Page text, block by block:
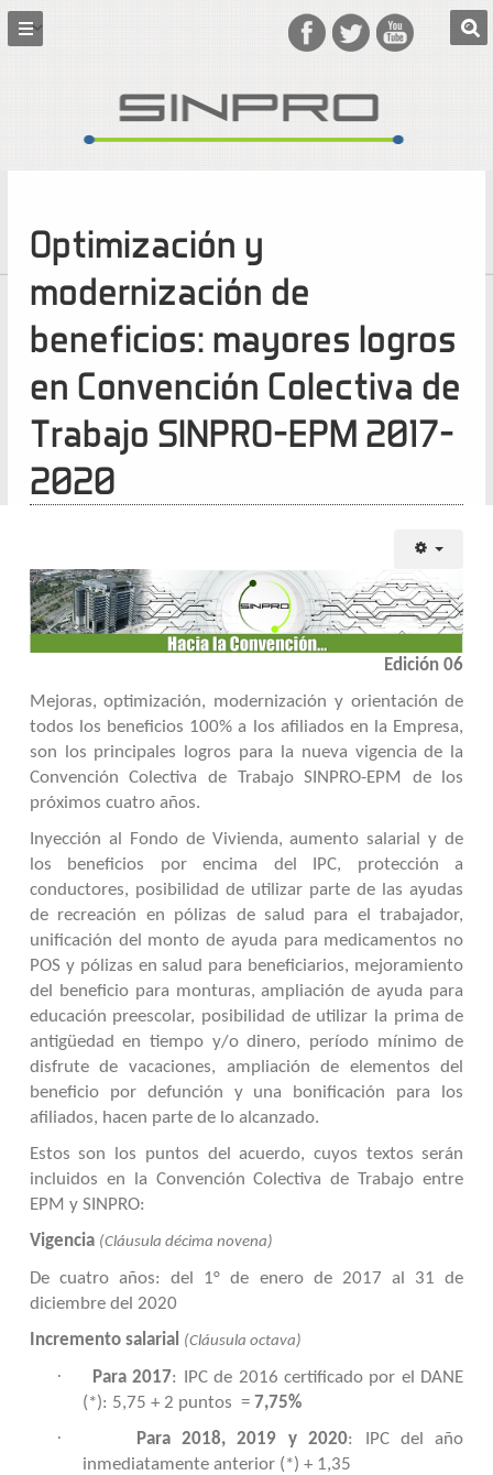
Optimización y
modernización de
beneficios: mayores logros
en Convención Colectiva de
Trabajo SINPRO-EPM 2017-
2020
Edición 06
Mejoras, optimización, modernización y orientación de
todos los beneficios 100% a los afiliados en la Empresa,
son los principales logros para la nueva vigencia de la
Convención Colectiva de Trabajo SINPRO-EPM de los
próximos cuatro años.
Inyección al Fondo de Vivienda, aumento salarial y de
los beneficios por encima del IPC, protección a
conductores, posibilidad de utilizar parte de las ayudas
de recreación en pólizas de salud para el trabajador,
unificación del monto de ayuda para medicamentos no
POS y pólizas en salud para beneficiarios, mejoramiento
del beneficio para monturas, ampliación de ayuda para
educación preescolar, posibilidad de utilizar la prima de
antigüedad en tiempo y/o dinero, período mínimo de
disfrute de vacaciones, ampliación de elementos del
beneficio por defunción y una bonificación para los
afiliados, hacen parte de lo alcanzado.
Estos son los puntos del acuerdo, cuyos textos serán
incluidos en la Convención Colectiva de Trabajo entre
EPM y SINPRO:
Vigencia (Cláusula décima novena)
De cuatro años: del 1° de enero de 2017 al 31 de
diciembre del 2020
Incremento salarial (Cláusula octava)
· Para 2017: IPC de 2016 certificado por el DANE
(*): 5,75 + 2 puntos = 7,75%
· Para 2018, 2019 y 2020: IPC del año
inmediatamente anterior (*) + 1,35